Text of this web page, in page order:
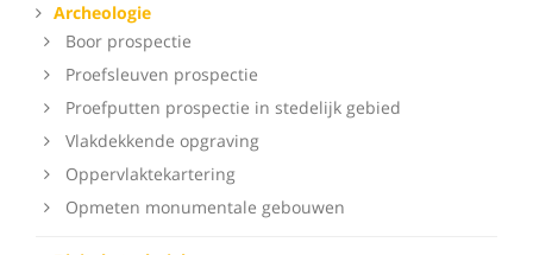
Archeologie
Boor prospectie
Proefsleuven prospectie
Proefputten prospectie in stedelijk gebied
Vlakdekkende opgraving
Oppervlaktekartering
Opmeten monumentale gebouwen